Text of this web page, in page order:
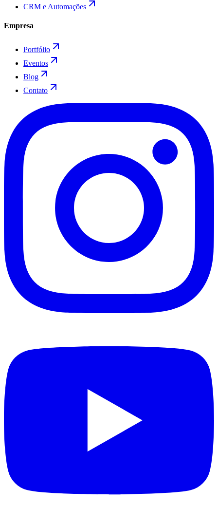
CRM e Automações
Empresa
Portfólio
Eventos
Blog
Contato